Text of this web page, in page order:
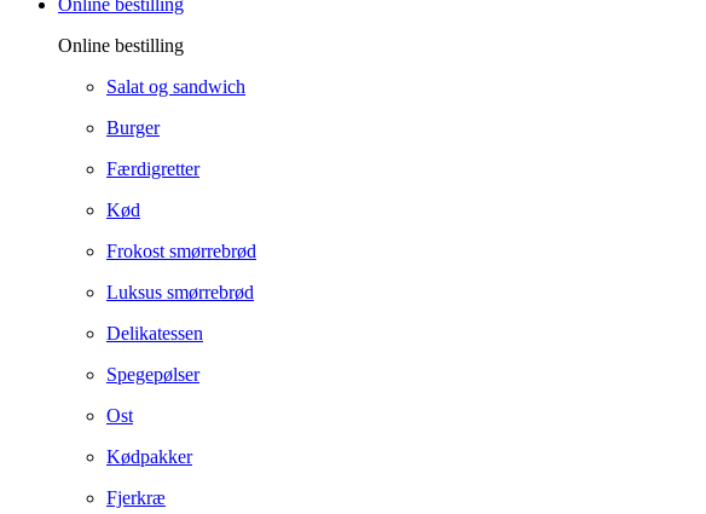
Online bestilling
Online bestilling
Salat og sandwich
Burger
Færdigretter
Kød
Frokost smørrebrød
Luksus smørrebrød
Delikatessen
Spegepølser
Ost
Kødpakker
Fjerkræ